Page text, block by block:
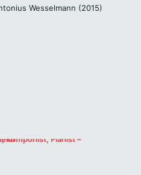
Wesselmann (2015)